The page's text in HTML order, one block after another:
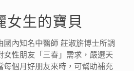
女生的寶貝
國內知名中醫師 莊淑旂博士所調
女性朋友「三春」需求，嚴選天
每個月好朋友來時，可幫助補充